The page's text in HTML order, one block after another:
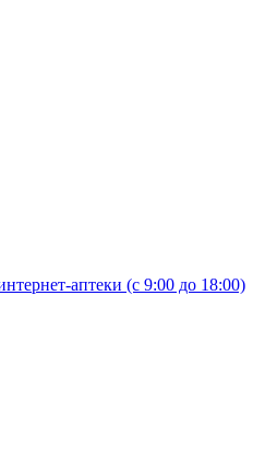
аптеки (с 9:00 до 18:00)